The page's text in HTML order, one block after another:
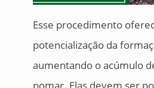
Esse procedimento
potencialização da
aumentando o acúmulo
pomar. Elas devem ser